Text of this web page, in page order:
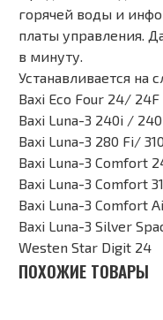
горячей воды и
платы управления.
в минуту.
Устанавливается
Baxi Eco Four 24/ 24F
Baxi Luna-3 240i /
Baxi Luna-3 280 Fi/
Baxi Luna-3 Comfort
Baxi Luna-3 Comfort
Baxi Luna-3 Comfort
Baxi Luna-3 Silver
Westen Star Digit 24
ПОХОЖИЕ ТОВАРЫ